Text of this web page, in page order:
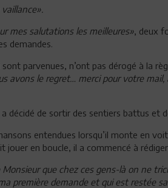
mes salutations les meilleures», deux
demandes.
sont parvenues, n’ont pas dérogé à la
avons le regret… merci pour votre
décidé de sortir des sentiers battus et
entendues lorsqu’il monte en
jouer en boucle, il a commencé à
Monsieur que chez ces gens-là on ne
première demande et qui est restée